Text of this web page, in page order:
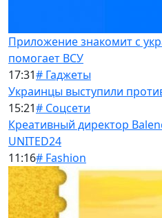
Приложение знакомит с
помогает ВСУ
17:31# Гаджеты
Украинцы выступили
15:21# Соцсети
Креативный директор
UNITED24
11:16# Fashion